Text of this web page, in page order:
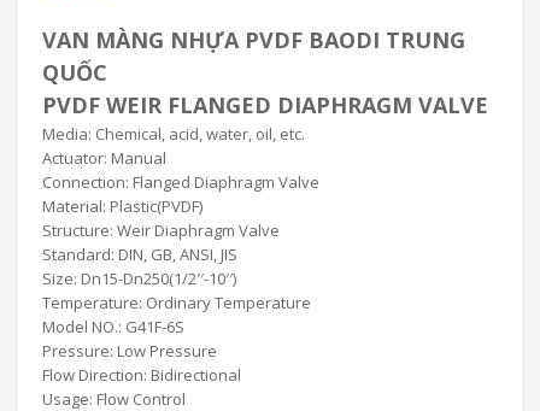
VAN MÀNG NHỰA PVDF BAODI TRUNG
QUỐC
PVDF WEIR FLANGED DIAPHRAGM VALVE
Media: Chemical, acid, water, oil, etc.
Actuator: Manual
Connection: Flanged Diaphragm Valve
Material: Plastic(PVDF)
Structure: Weir Diaphragm Valve
Standard: DIN, GB, ANSI, JIS
Size: Dn15-Dn250(1/2′′-10′′)
Temperature: Ordinary Temperature
Model NO.: G41F-6S
Pressure: Low Pressure
Flow Direction: Bidirectional
Usage: Flow Control